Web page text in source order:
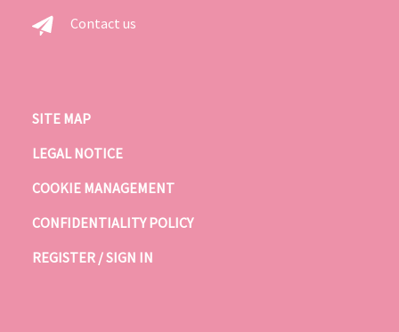
Contact us
SITE MAP
LEGAL NOTICE
COOKIE MANAGEMENT
CONFIDENTIALITY POLICY
REGISTER / SIGN IN